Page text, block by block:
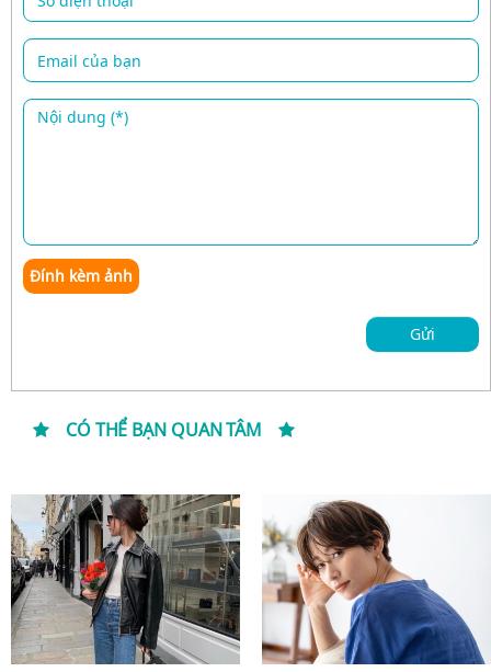
Đính kèm ảnh
Gửi
CÓ THỂ BẠN QUAN TÂM